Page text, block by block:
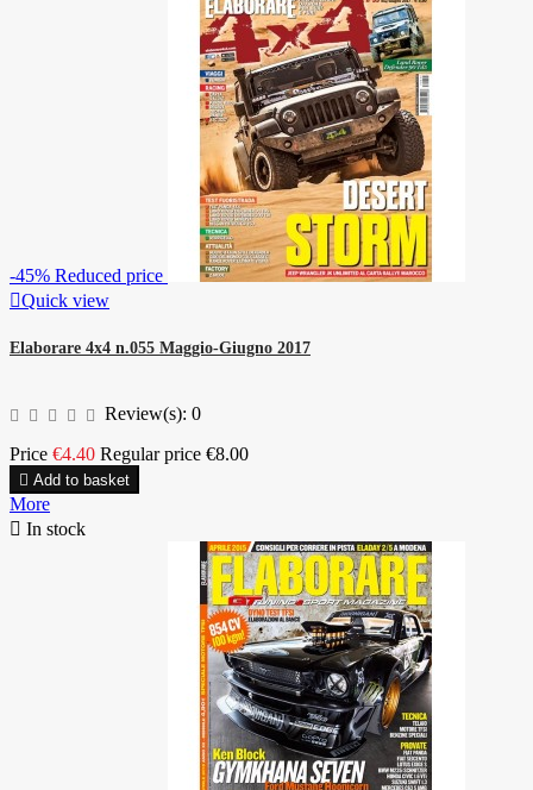
-45% Reduced price
Quick view
Elaborare 4x4 n.055 Maggio-Giugno 2017
Review(s): 0
Price €4.40 Regular price €8.00
 Add to basket
More
 In stock